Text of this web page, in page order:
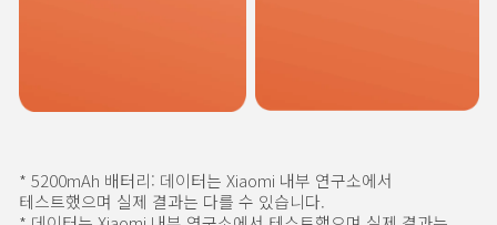
* 5200mAh 배터리: 데이터는 Xiaomi 내부 연구소에서
테스트했으며 실제 결과는 다를 수 있습니다.